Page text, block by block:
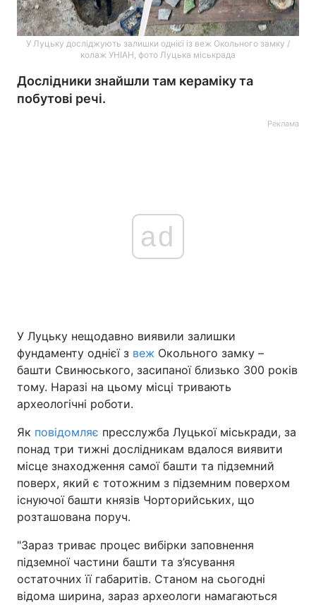
У Луцьку досліджують залишки однієї із веж Окольного замку /
колаж УНІАН, фото Луцька міськрада
Дослідники знайшли там кераміку та
побутові речі.
Реклама
ad
У Луцьку нещодавно виявили залишки
фундаменту однієї з веж Окольного замку –
башти Свинюського, засипаної близько 300 років
тому. Наразі на цьому місці тривають
археологічні роботи.
Як повідомляє пресслужба Луцької міськради, за
понад три тижні дослідникам вдалося виявити
місце знаходження самої башти та підземний
поверх, який є тотожним з підземним поверхом
існуючої башти князів Чорторийських, що
розташована поруч.
"Зараз триває процес вибірки заповнення
підземної частини башти та з’ясування
остаточних її габаритів. Станом на сьогодні
відома ширина, зараз археологи намагаються